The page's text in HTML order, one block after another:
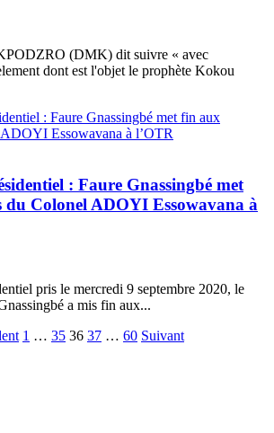
(DMK) dit suivre « avec
dont est l'objet le prophète Kokou
: Faure Gnassingbé met
Colonel ADOYI Essowavana à
pris le mercredi 9 septembre 2020, le
a mis fin aux...
1 … 35 36 37 … 60 Suivant